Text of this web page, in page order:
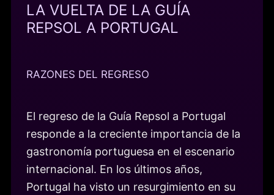
LA VUELTA DE LA GUÍA
REPSOL A PORTUGAL
RAZONES DEL REGRESO
El regreso de la Guía Repsol a Portugal
responde a la creciente importancia de la
gastronomía portuguesa en el escenario
internacional. En los últimos años,
Portugal ha visto un resurgimiento en su